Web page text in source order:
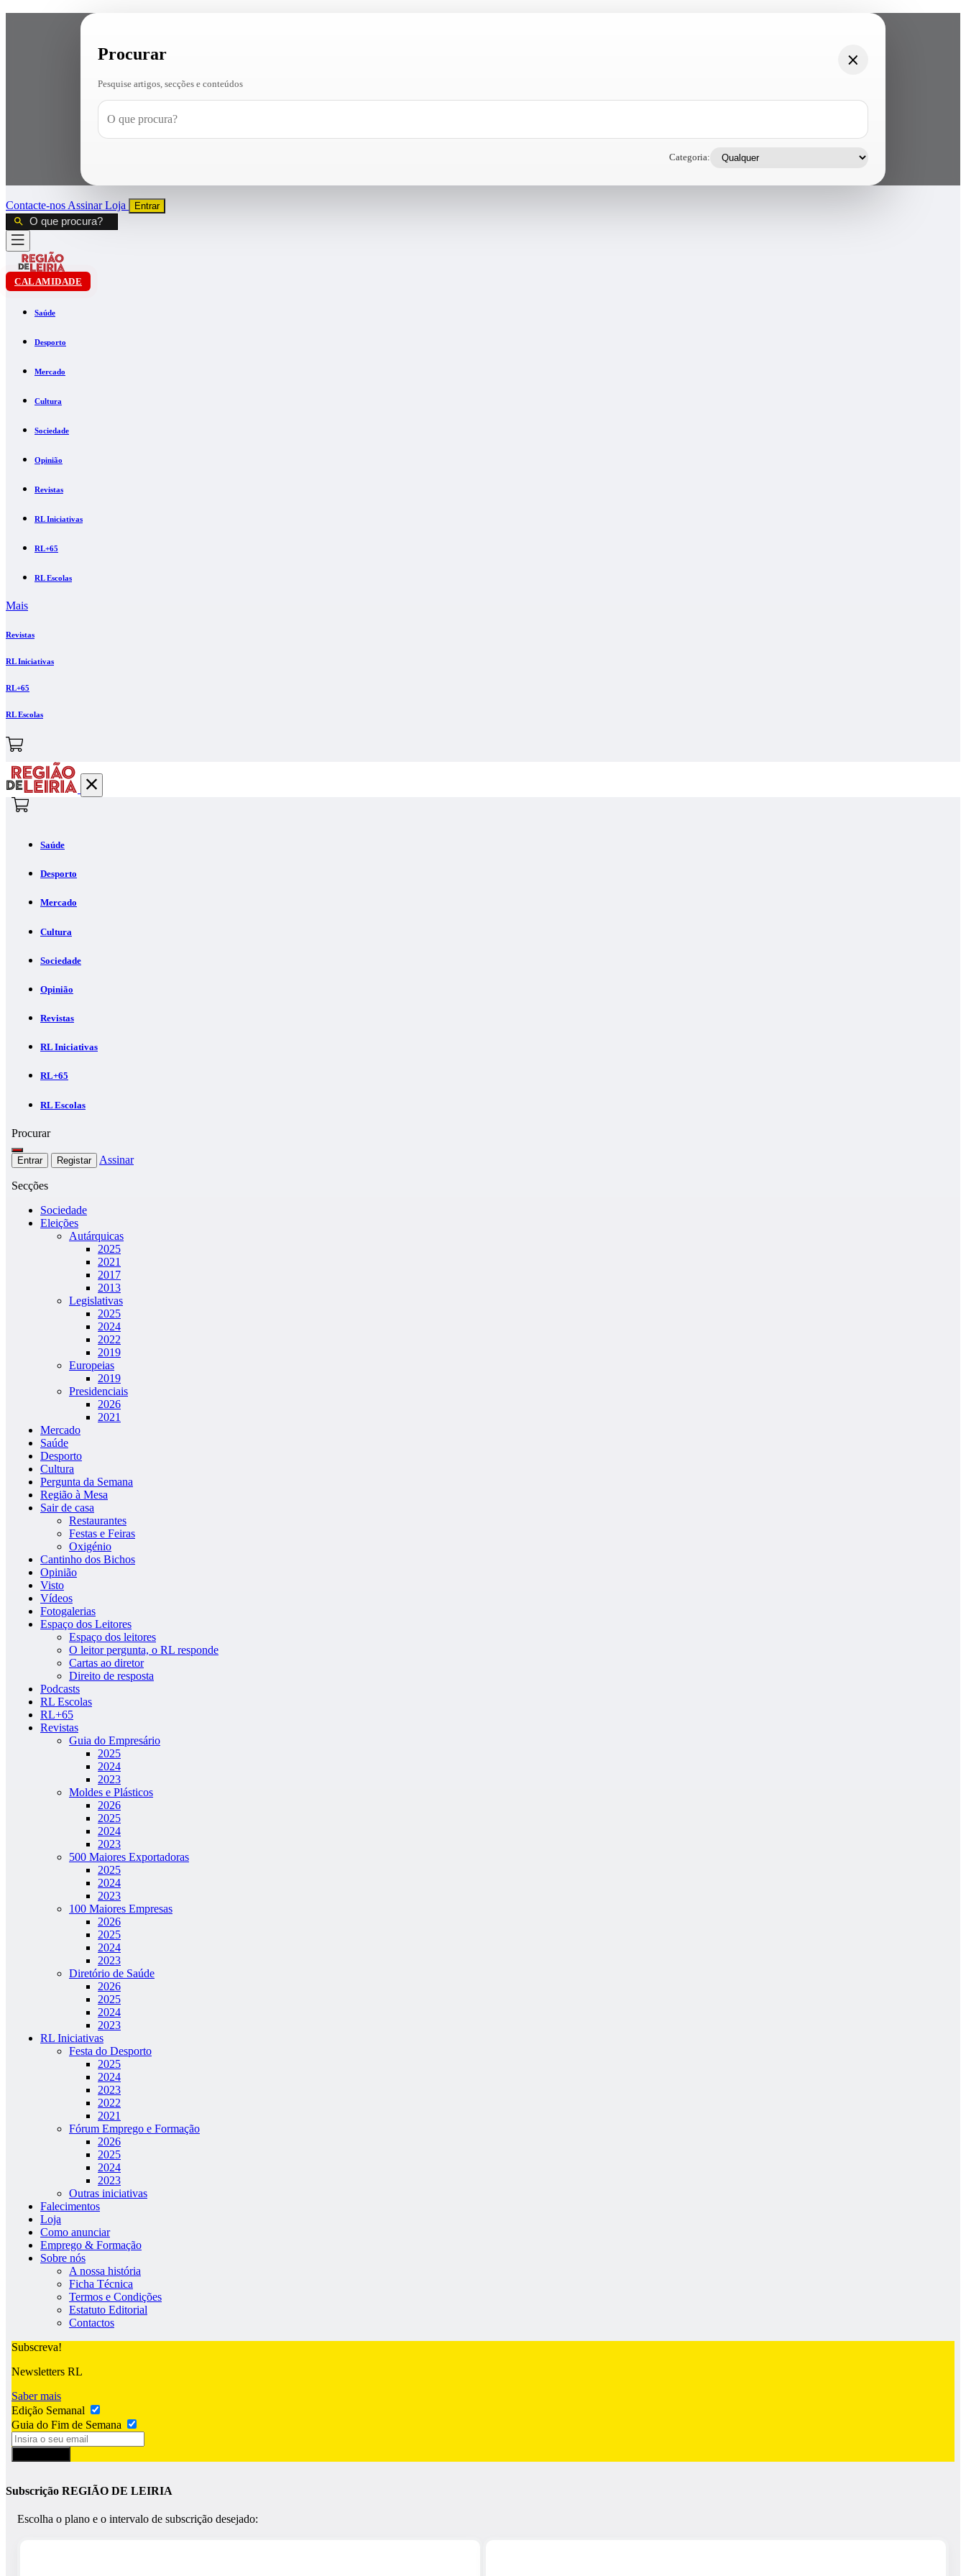
Procurar
Pesquise artigos, secções e conteúdos
Categoria:
Contacte-nos AssinarLoja Entrar
CALAMIDADE
Saúde
Desporto
Mercado
Cultura
Sociedade
Opinião
Revistas
RL Iniciativas
RL+65
RL Escolas
Mais
Revistas
RL Iniciativas
RL+65
RL Escolas
Saúde
Desporto
Mercado
Cultura
Sociedade
Opinião
Revistas
RL Iniciativas
RL+65
RL Escolas
Procurar
Entrar Registar Assinar
Secções
Sociedade
Eleições
Autárquicas
2025
2021
2017
2013
Legislativas
2025
2024
2022
2019
Europeias
2019
Presidenciais
2026
2021
Mercado
Saúde
Desporto
Cultura
Pergunta da Semana
Região à Mesa
Sair de casa
Restaurantes
Festas e Feiras
Oxigénio
Cantinho dos Bichos
Opinião
Visto
Vídeos
Fotogalerias
Espaço dos Leitores
Espaço dos leitores
O leitor pergunta, o RL responde
Cartas ao diretor
Direito de resposta
Podcasts
RL Escolas
RL+65
Revistas
Guia do Empresário
2025
2024
2023
Moldes e Plásticos
2026
2025
2024
2023
500 Maiores Exportadoras
2025
2024
2023
100 Maiores Empresas
2026
2025
2024
2023
Diretório de Saúde
2026
2025
2024
2023
RL Iniciativas
Festa do Desporto
2025
2024
2023
2022
2021
Fórum Emprego e Formação
2026
2025
2024
2023
Outras iniciativas
Falecimentos
Loja
Como anunciar
Emprego & Formação
Sobre nós
A nossa história
Ficha Técnica
Termos e Condições
Estatuto Editorial
Contactos
Subscreva!
Newsletters RL
Saber mais
Edição Semanal
Guia do Fim de Semana
Subscrição REGIÃO DE LEIRIA
Escolha o plano e o intervalo de subscrição desejado: